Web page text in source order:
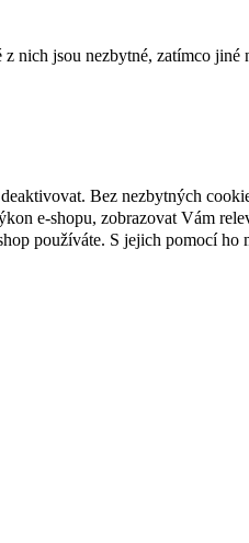
nich jsou nezbytné, zatímco
Bez nezbytných
e-shopu, zobrazovat Vám
používáte. S jejich pomocí ho